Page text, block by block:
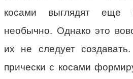
косами выглядят
необычно. Однако это
их не следует
прически с косами